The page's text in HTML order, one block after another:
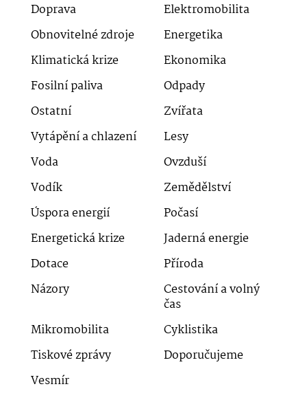
Doprava
Elektromobilita
Obnovitelné zdroje
Energetika
Klimatická krize
Ekonomika
Fosilní paliva
Odpady
Ostatní
Zvířata
Vytápění a chlazení
Lesy
Voda
Ovzduší
Vodík
Zemědělství
Úspora energií
Počasí
Energetická krize
Jaderná energie
Dotace
Příroda
Názory
Cestování a volný
čas
Mikromobilita
Cyklistika
Tiskové zprávy
Doporučujeme
Vesmír